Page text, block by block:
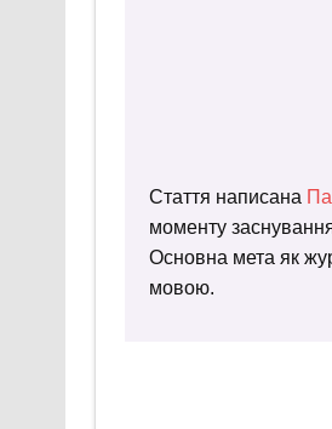
Стаття написана
моменту
Основна мета як
мовою.